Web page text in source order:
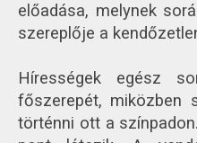
előadása, melynek
szereplője a
Hírességek egész
főszerepét, miközben
történni ott a